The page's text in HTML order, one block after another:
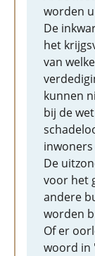
worden
De
het
van
kunnen
bij de
De
voor het
andere
worden
Of er
woord in